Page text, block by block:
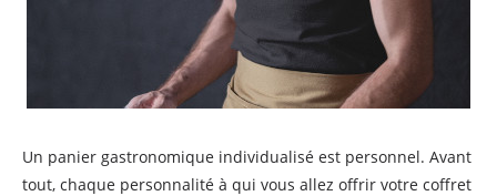
Un panier gastronomique individualisé est personnel. Avant
tout, chaque personnalité à qui vous allez offrir votre coffret